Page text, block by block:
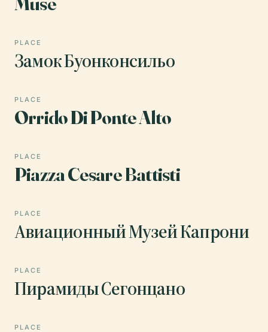
PLACE
Замок Буонконсильо
PLACE
Orrido Di Ponte Alto
PLACE
Piazza Cesare Battisti
PLACE
Авиационный Музей Капрони
PLACE
Пирамиды Сегонцано
PLACE